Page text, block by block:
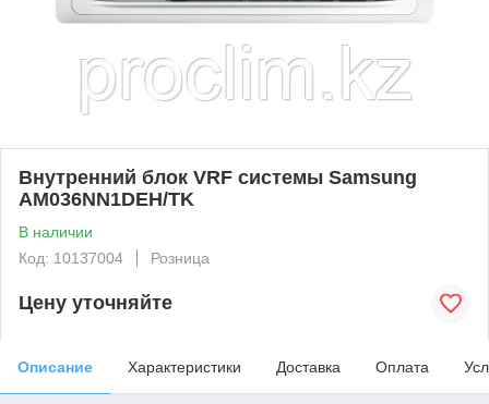
Внутренний блок VRF системы Samsung
AM036NN1DEH/TK
В наличии
Код: 10137004
Розница
Цену уточняйте
Описание Характеристики Доставка Оплата